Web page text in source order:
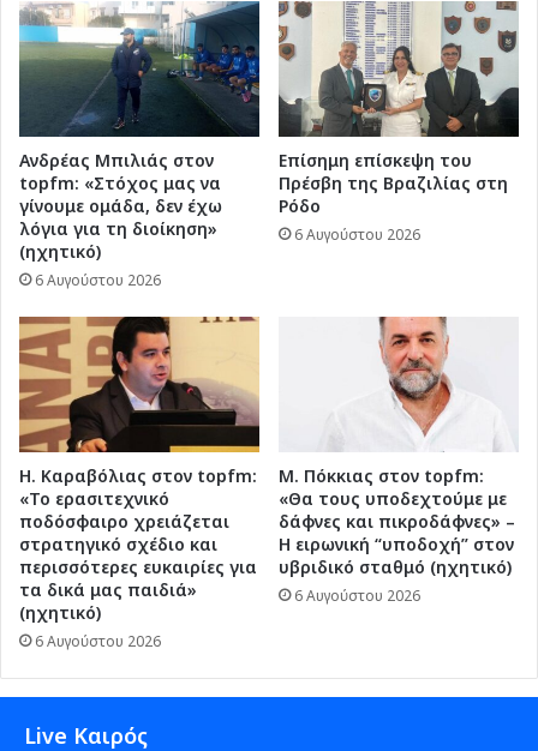
Ανδρέας Μπιλιάς στον
topfm: «Στόχος μας να
γίνουμε ομάδα, δεν έχω
λόγια για τη διοίκηση»
(ηχητικό)
6 Αυγούστου 2026
Επίσημη επίσκεψη του
Πρέσβη της Βραζιλίας στη
Ρόδο
6 Αυγούστου 2026
Η. Καραβόλιας στον topfm:
«Το ερασιτεχνικό
ποδόσφαιρο χρειάζεται
στρατηγικό σχέδιο και
περισσότερες ευκαιρίες για
τα δικά μας παιδιά»
(ηχητικό)
6 Αυγούστου 2026
Μ. Πόκκιας στον topfm:
«Θα τους υποδεχτούμε με
δάφνες και πικροδάφνες» –
Η ειρωνική “υποδοχή” στον
υβριδικό σταθμό (ηχητικό)
6 Αυγούστου 2026
Live Καιρός